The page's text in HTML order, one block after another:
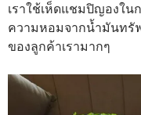
เราใช้เห็ดแชมปิญองใน
ความหอมจากน้ำมันทรั
ของลูกค้าเรามากๆ